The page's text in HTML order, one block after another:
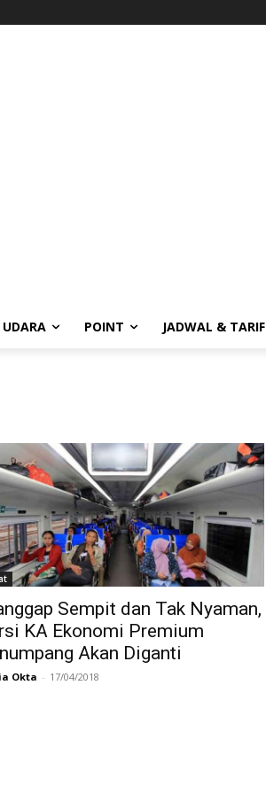
POINT JADWAL & TARIF
Sempit dan Tak Nyaman,
KA Ekonomi Premium
Akan Diganti
Okta - 17/04/2018